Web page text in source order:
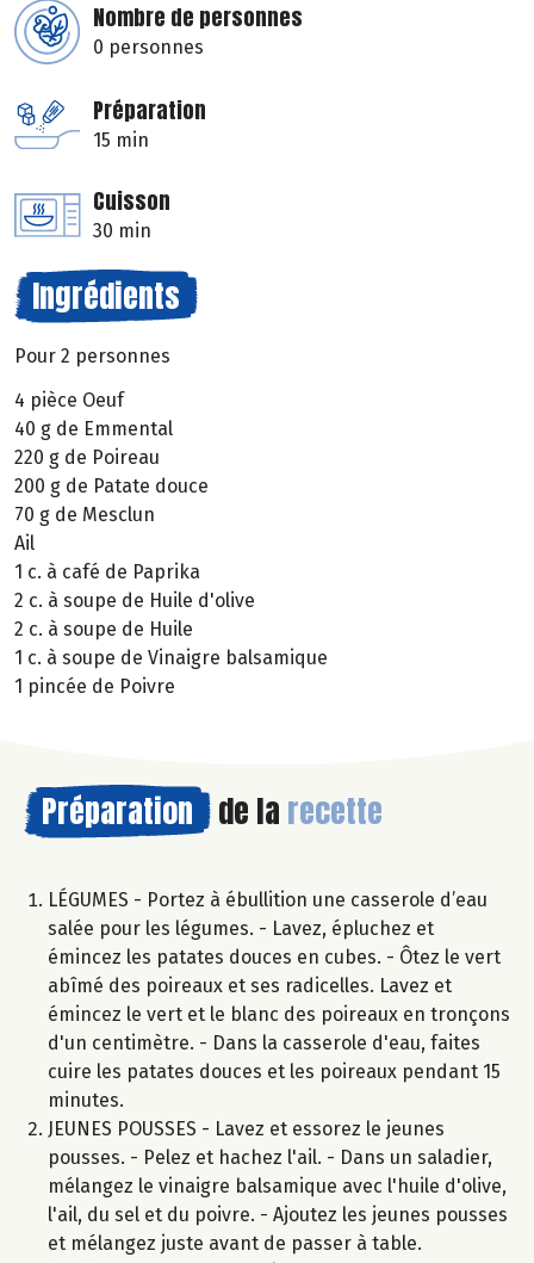
Nombre de personnes
0 personnes
Préparation
15 min
Cuisson
30 min
Ingrédients
Pour 2 personnes
4 pièce Oeuf
40 g de Emmental
220 g de Poireau
200 g de Patate douce
70 g de Mesclun
Ail
1 c. à café de Paprika
2 c. à soupe de Huile d'olive
2 c. à soupe de Huile
1 c. à soupe de Vinaigre balsamique
1 pincée de Poivre
Préparation de la recette
LÉGUMES - Portez à ébullition une casserole d’eau
salée pour les légumes. - Lavez, épluchez et
émincez les patates douces en cubes. - Ôtez le vert
abîmé des poireaux et ses radicelles. Lavez et
émincez le vert et le blanc des poireaux en tronçons
d'un centimètre. - Dans la casserole d'eau, faites
cuire les patates douces et les poireaux pendant 15
minutes.
JEUNES POUSSES - Lavez et essorez le jeunes
pousses. - Pelez et hachez l'ail. - Dans un saladier,
mélangez le vinaigre balsamique avec l'huile d'olive,
l'ail, du sel et du poivre. - Ajoutez les jeunes pousses
et mélangez juste avant de passer à table.